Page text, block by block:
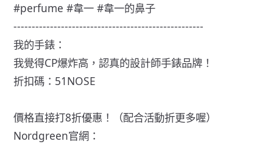
#perfume #韋一 #韋一的鼻子
----------------------------------------------------
我的手錶：
我覺得CP爆炸高，認真的設計師手錶品牌！
折扣碼：51NOSE
價格直接打8折優惠！（配合活動折更多喔）
Nordgreen官網：